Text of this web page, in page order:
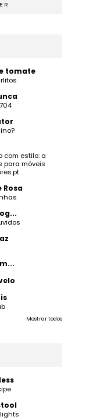
tomate
com estilo: a
para móveis
Rosa
Mostrar todos